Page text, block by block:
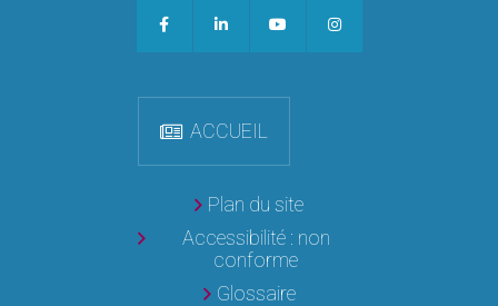
ACCUEIL
Plan du site
Accessibilité : non
conforme
Glossaire